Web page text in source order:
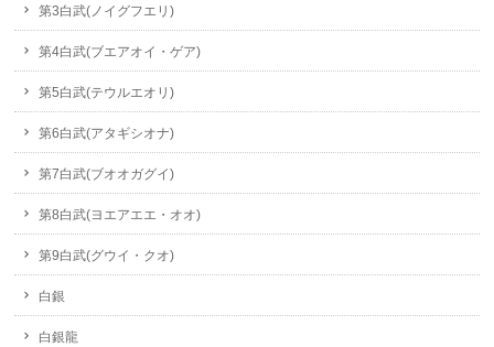
第3白武(ノイグフエリ)
第4白武(ブエアオイ・ゲア)
第5白武(テウルエオリ)
第6白武(アタギシオナ)
第7白武(ブオオガグイ)
第8白武(ヨエアエエ・オオ)
第9白武(グウイ・クオ)
白銀
白銀龍